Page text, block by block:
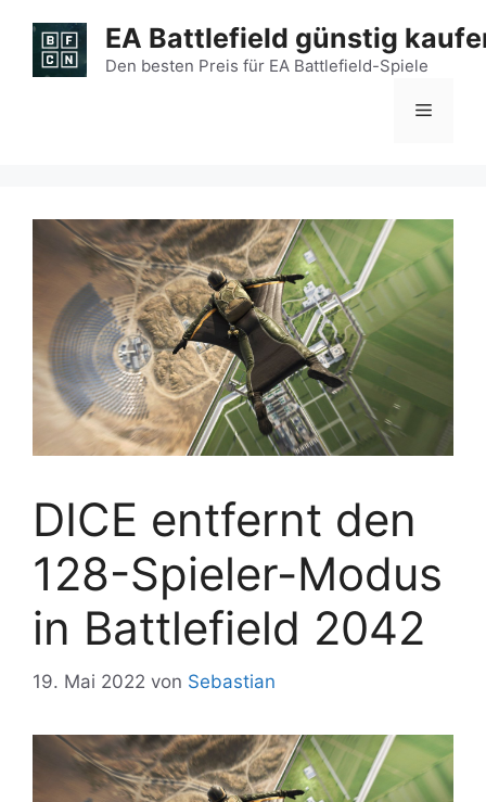
Inhalt
springen
EA Battlefield günstig
Den besten Preis für EA Battlefield-Spiele
Menü
DICE entfernt den
128-Spieler-Modus
in Battlefield 2042
19. Mai 2022 von Sebastian